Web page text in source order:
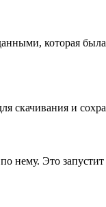
которая
скачивания и
Это запустит